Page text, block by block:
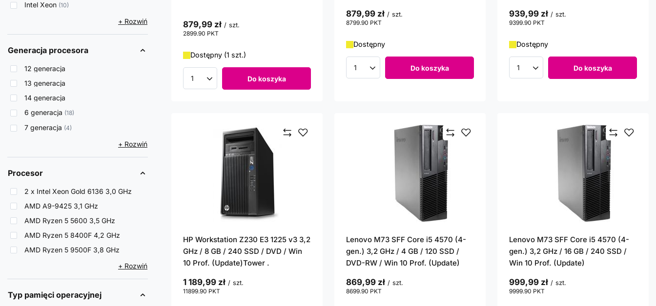
Intel Xeon 10
+ Rozwiń
Generacja procesora
12 generacja
13 generacja
14 generacja
6 generacja 18
7 generacja 4
+ Rozwiń
Procesor
2 x Intel Xeon Gold 6136 3,0 GHz
AMD A9-9425 3,1 GHz
AMD Ryzen 5 5600 3,5 GHz
AMD Ryzen 5 8400F 4,2 GHz
AMD Ryzen 5 9500F 3,8 GHz
+ Rozwiń
Typ pamięci operacyjnej
879,99 zł / szt.
2899.90 PKT
Dostępny (1 szt.)
Ilość produktów Do koszyka
879,99 zł / szt.
8799.90 PKT
Dostępny
Ilość produktów Do koszyka
939,99 zł / szt.
9399.90 PKT
Dostępny
Ilość produktów Do koszyka
HP Workstation Z230 E3 1225 v3 3,2
GHz / 8 GB / 240 SSD / DVD / Win
10 Prof. (Update)Tower .
1 189,99 zł / szt.
11899.90 PKT
Lenovo M73 SFF Core i5 4570 (4-
gen.) 3,2 GHz / 4 GB / 120 SSD /
DVD-RW / Win 10 Prof. (Update)
869,99 zł / szt.
8699.90 PKT
Lenovo M73 SFF Core i5 4570 (4-
gen.) 3,2 GHz / 16 GB / 240 SSD /
Win 10 Prof. (Update)
999,99 zł / szt.
9999.90 PKT